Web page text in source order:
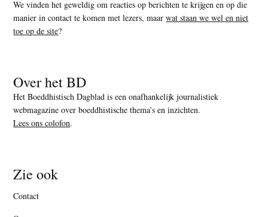
We vinden het geweldig om reacties op berichten te krijgen en op die
manier in contact te komen met lezers, maarwat staan we wel en niet
toe op de site?
Over het BD
Het Boeddhistisch Dagblad is een onafhankelijk journalistiek
webmagazine over boeddhistische thema’s en inzichten.
Lees ons colofon.
Zie ook
Contact